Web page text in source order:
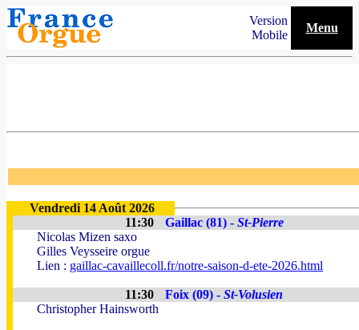
Version
Mobile
Menu
Vendredi 14 Août 2026
11:30
Gaillac (81) - St-Pierre
Nicolas Mizen saxo
Gilles Veysseire orgue
Lien : gaillac-cavaillecoll.fr/notre-saison-d-ete-2026.html
11:30 Foix (09) - St-Volusien
Christopher Hainsworth